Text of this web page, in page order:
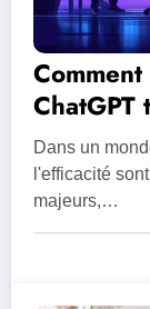
ChatGPT
contenu
Dans un
l'efficacité
majeurs,…